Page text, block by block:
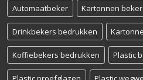
Automaatbeker Kartonnen
Drinkbekers bedrukken
Koffiebekers bedrukken Plastic